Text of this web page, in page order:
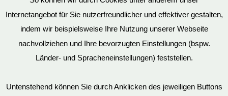
Datenschutz
Mein Konto
Internetangebot für Sie nutzerfreundlicher und effektiver gestalten,
indem wir beispielsweise Ihre Nutzung unserer Webseite
nachvollziehen und Ihre bevorzugten Einstellungen (bspw.
Länder- und Spracheneinstellungen) feststellen.
Untenstehend können Sie durch Anklicken des jeweiligen Buttons